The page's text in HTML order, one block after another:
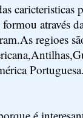
caricteristicas
através
regioes